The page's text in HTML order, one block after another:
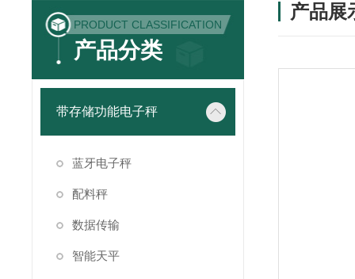
PRODUCT CLASSIFICATION
产品分类
带存储功能电子秤
蓝牙电子秤
配料秤
数据传输
智能天平
产品展